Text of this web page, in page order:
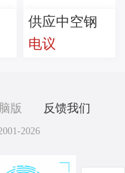
供应中空钢
化玻璃
电议
版 反馈我们
2026